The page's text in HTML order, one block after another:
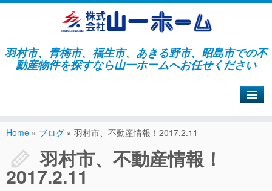
羽村市、青梅市、福生市、あきる野市、昭島市での不
動産物件を探すなら山一ホームへお任せください
Home » ブログ » 羽村市、不動産情報！2017.2.11
羽村市、不動産情報！
2017.2.11